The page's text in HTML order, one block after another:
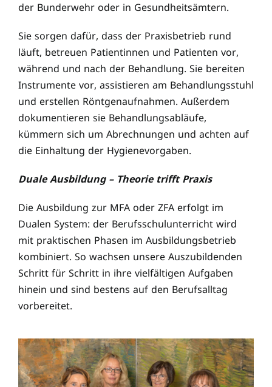
der Bunderwehr oder in Gesundheitsämtern.
Sie sorgen dafür, dass der Praxisbetrieb rund
läuft, betreuen Patientinnen und Patienten vor,
während und nach der Behandlung. Sie bereiten
Instrumente vor, assistieren am Behandlungsstuhl
und erstellen Röntgenaufnahmen. Außerdem
dokumentieren sie Behandlungsabläufe,
kümmern sich um Abrechnungen und achten auf
die Einhaltung der Hygienevorgaben.
Duale Ausbildung – Theorie trifft Praxis
Die Ausbildung zur MFA oder ZFA erfolgt im
Dualen System: der Berufsschulunterricht wird
mit praktischen Phasen im Ausbildungsbetrieb
kombiniert. So wachsen unsere Auszubildenden
Schritt für Schritt in ihre vielfältigen Aufgaben
hinein und sind bestens auf den Berufsalltag
vorbereitet.